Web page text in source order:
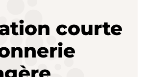
courte